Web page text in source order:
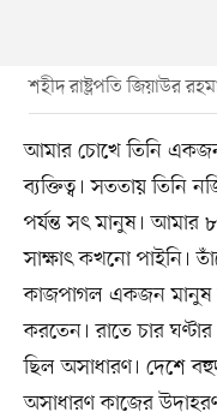
শহীদ রাষ্ট্রপতি জিয়াউর
আমার চোখে তিনি একজন
ব্যক্তিত্ব। সততায় তিনি
পর্যন্ত সৎ মানুষ। আমার
সাক্ষাৎ কখনো পাইনি।
কাজপাগল একজন মানুষ
করতেন। রাতে চার
ছিল অসাধারণ। দেশে
অসাধারণ কাজের